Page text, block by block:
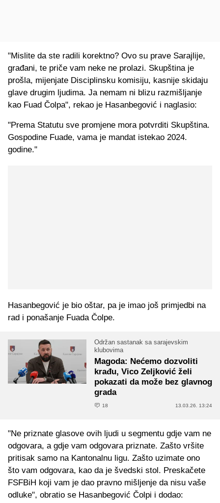
"Mislite da ste radili korektno? Ovo su prave Sarajlije,
građani, te priče vam neke ne prolazi. Skupština je
prošla, mijenjate Disciplinsku komisiju, kasnije skidaju
glave drugim ljudima. Ja nemam ni blizu razmišljanje
kao Fuad Čolpa", rekao je Hasanbegović i naglasio:
"Prema Statutu sve promjene mora potvrditi Skupština.
Gospodine Fuade, vama je mandat istekao 2024.
godine."
Hasanbegović je bio oštar, pa je imao još primjedbi na
rad i ponašanje Fuada Čolpe.
Održan sastanak sa sarajevskim
klubovima
Magoda: Nećemo dozvoliti
krađu, Vico Zeljković želi
pokazati da može bez glavnog
grada
18 13.03.26. 13:24
"Ne priznate glasove ovih ljudi u segmentu gdje vam ne
odgovara, a gdje vam odgovara priznate. Zašto vršite
pritisak samo na Kantonalnu ligu. Zašto uzimate ono
što vam odgovara, kao da je švedski stol. Preskačete
FSFBiH koji vam je dao pravno mišljenje da nisu vaše
odluke", obratio se Hasanbegović Čolpi i dodao: